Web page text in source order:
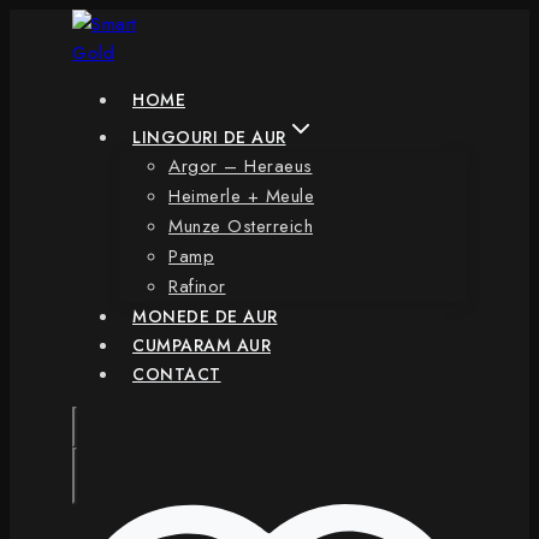
HOME
LINGOURI DE AUR
Argor – Heraeus
Heimerle + Meule
Munze Osterreich
Pamp
Rafinor
MONEDE DE AUR
CUMPARAM AUR
CONTACT